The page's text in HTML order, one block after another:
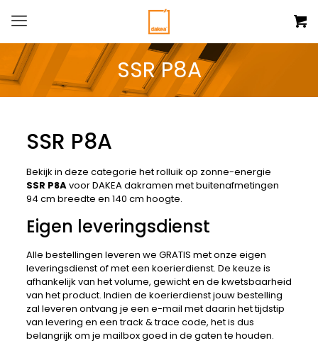
SSR P8A
SSR P8A
Bekijk in deze categorie het rolluik op zonne-energie
SSR P8Avoor DAKEA dakramen met buitenafmetingen
94 cm breedte en 140 cm hoogte.
Eigen leveringsdienst
Alle bestellingen leveren we GRATIS met onze eigen
leveringsdienst of met een koerierdienst. De keuze is
afhankelijk van het volume, gewicht en de kwetsbaarheid
van het product. Indien de koerierdienst jouw bestelling
zal leveren ontvang je een e-mail met daarin het tijdstip
van levering en een track & trace code, het is dus
belangrijk om je mailbox goed in de gaten te houden.